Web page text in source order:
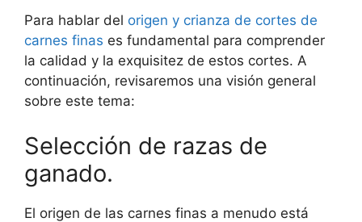
Para hablar del origen y crianza de cortes de
carnes finas es fundamental para comprender
la calidad y la exquisitez de estos cortes. A
continuación, revisaremos una visión general
sobre este tema:
Selección de razas de
ganado.
El origen de las carnes finas a menudo está